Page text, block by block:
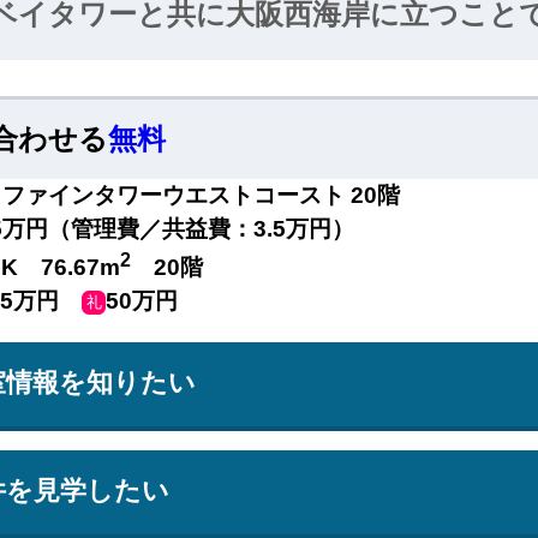
イタワーと共に大阪西海岸に立つこと
岸に誇りをもたらすことでしょう。
わせる無料
ァインタワーウエストコースト 20階
円（管理費／共益費：3.5万円）
76.67m2
20階
万円
礼 50万円
報を知りたい
見学したい